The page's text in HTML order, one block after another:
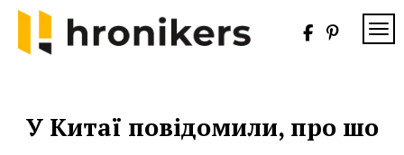
Skip
content
У Китаї повідомили, про шо